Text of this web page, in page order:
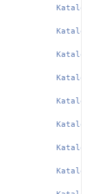
Katalog
Katalog
Katalog
Katalog
Katalog
Katalog
Katalog
Katalog